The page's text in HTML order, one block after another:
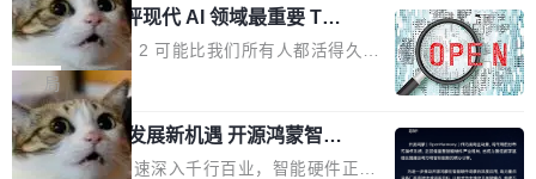
n 这条推文引发了广泛讨论。他不是在说风凉
话，他是说出了一个圈内人尽皆知但很少公开捅
破的事实。 Jordan 随后补充了一句软化声明：
「我不认为这些会议上大部分论文都在过度宣传
或造假。问题是，作为读者，如果你筛选出那些
看起来最令人兴奋的论文，那它们大部分都是过
xAI 前工程师评现代 AI 领域最重要 Top
3 开源项目
Flash Attention 2 可能比我们所有人都活得久。
这句话不是来自某个技术博客，而是出自 Hieu
Pham 的一条推文。Hieu Pham 是谁？他是 xAI
的早期工程师之一，在 Grok 训练基础设施团队
工作过。近日他在 X 上发了一条帖子，列出了他
局
共商智能硬件发展新机遇 开源鸿蒙智能
硬件开发者日杭州站即将举行
随着万物智联加速深入千行百业，智能硬件正从